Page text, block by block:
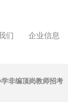
们 企业信息
非编顶岗教师招考